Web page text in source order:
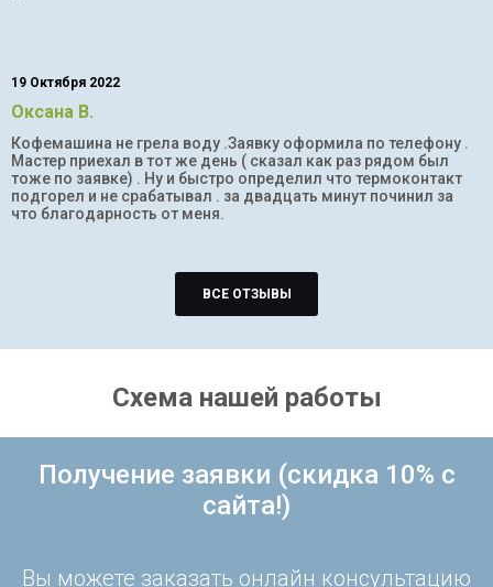
19 Октября 2022
Оксана В.
Кофемашина не грела воду .Заявку оформила по телефону .
Мастер приехал в тот же день ( сказал как раз рядом был
тоже по заявке) . Ну и быстро определил что термоконтакт
подгорел и не срабатывал . за двадцать минут починил за
что благодарность от меня.
ВСЕ ОТЗЫВЫ
Схема нашей работы
Получение заявки (скидка 10% с
сайта!)
Вы можете заказать онлайн консультацию